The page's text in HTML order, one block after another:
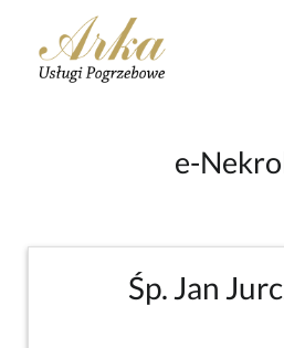
e-
Śp. Jan